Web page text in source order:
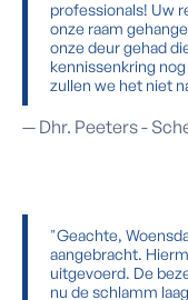
professionals! Uw
onze raam
onze deur gehad
kennissenkring
zullen we het niet
— Dhr. Peeters -
"Geachte,
aangebracht.
uitgevoerd. De
nu de schlamm